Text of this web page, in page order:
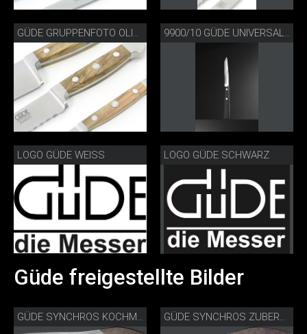
GÜDE GRUPPENFOTO OLIVE 9900/10 GÜDE UNIVERSALMESSER
LOGO GÜDE WEISS LOGO GÜDE SCHWARZ
Güde freigestellte Bilder
GÜDE SYNCHROS KOCHMESSER S805-23 GÜDE SYNCHROS ZUBEREITUNGSMESSER S805-14